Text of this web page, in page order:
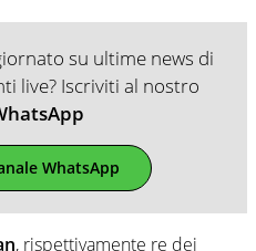
su ultime news di
live? Iscriviti al nostro
WhatsApp
, rispettivamente re dei